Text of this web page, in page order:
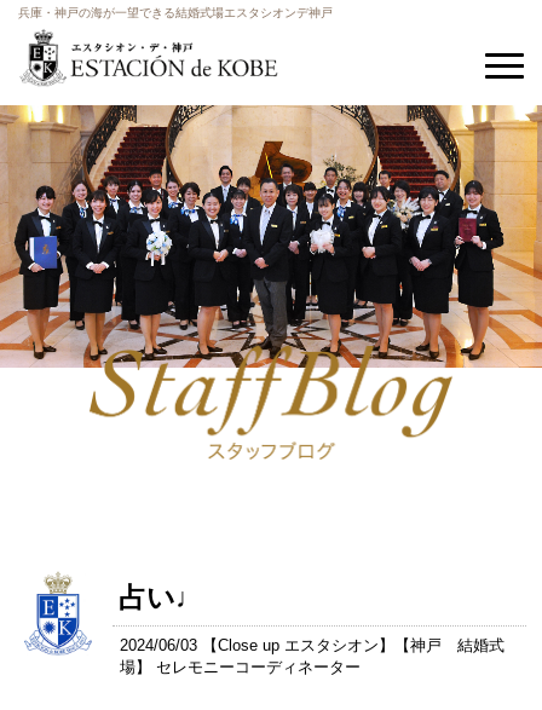
兵庫・神戸の海が一望できる結婚式場エスタシオンデ神戸
占い♩
2024/06/03 【Close up エスタシオン 】【神戸 結婚式
場】 セレモニーコーディネーター